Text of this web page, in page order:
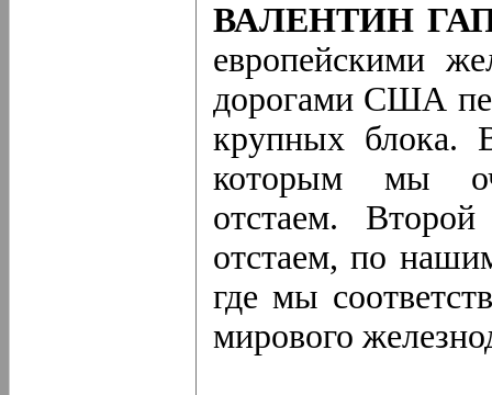
ВАЛЕНТИН
европейскими
дорогами США
крупных блока.
которым мы
отстаем.
отстаем, по
где мы
мирового